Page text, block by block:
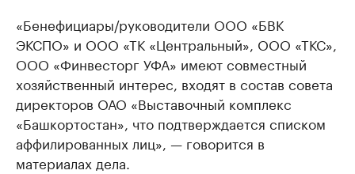
«Бенефициары/руководители ООО «БВК
ЭКСПО» и ООО «ТК «Центральный», ООО «ТКС»,
ООО «Финвесторг УФА» имеют совместный
хозяйственный интерес, входят в состав совета
директоров ОАО «Выставочный комплекс
«Башкортостан», что подтверждается списком
аффилированных лиц», — говорится в
материалах дела.